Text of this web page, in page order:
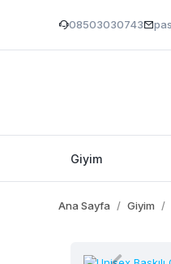
08503030743
Giyim
Ana Sayfa Giyim